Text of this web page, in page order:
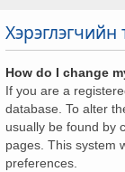
Хэрэглэгчийн
How do I change
If you are a
database. To alter
usually be found by
pages. This system
preferences.